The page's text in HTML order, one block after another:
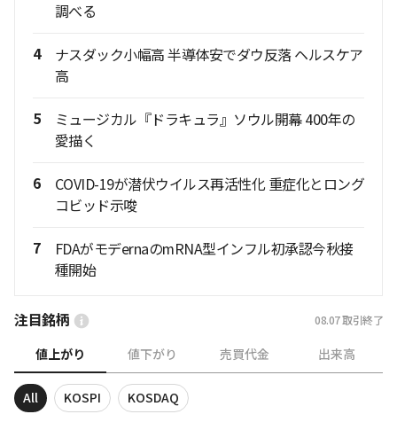
調べる
4
ナスダック小幅高 半導体安でダウ反落 ヘルスケア
高
5
ミュージカル『ドラキュラ』ソウル開幕 400年の
愛描く
6
COVID-19が潜伏ウイルス再活性化 重症化とロング
コビッド示唆
7
FDAがモデernaのmRNA型インフル初承認今秋接
種開始
注目銘柄 08.07取引終了
値上がり 値下がり 売買代金 出来高
All KOSPI KOSDAQ